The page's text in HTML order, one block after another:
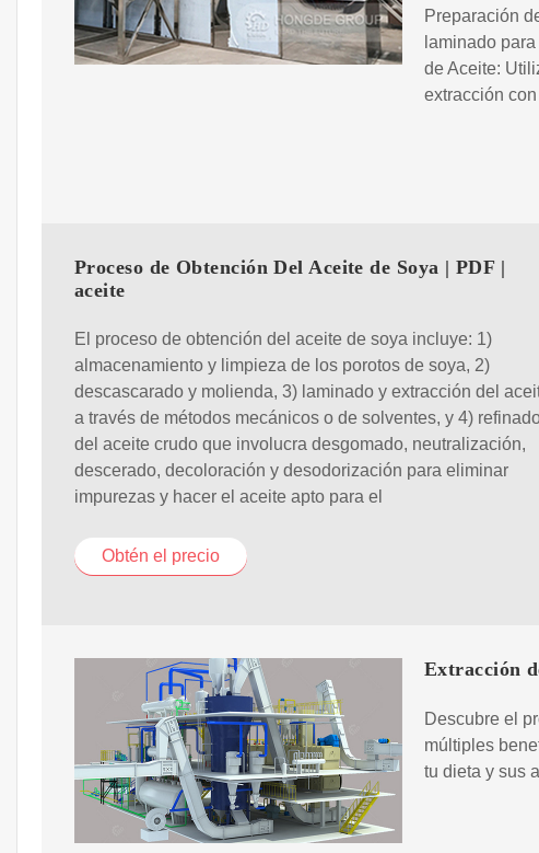
Preparación
laminado
de Aceite:
extracción
Proceso de Obtención Del Aceite de Soya | PDF |
aceite
El proceso de obtención del aceite de soya incluye: 1)
almacenamiento y limpieza de los porotos de soya, 2)
descascarado y molienda, 3) laminado y extracción del
a través de métodos mecánicos o de solventes, y 4)
del aceite crudo que involucra desgomado, neutralización,
descerado, decoloración y desodorización para eliminar
impurezas y hacer el aceite apto para el
Obtén el precio
Extracción
Descubre el
múltiples
tu dieta y sus